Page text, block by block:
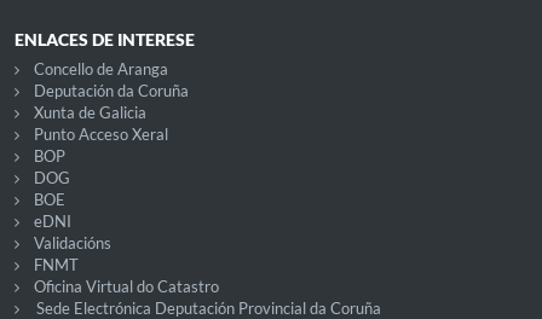
ENLACES DE INTERESE
Concello de Aranga
Deputación da Coruña
Xunta de Galicia
Punto Acceso Xeral
BOP
DOG
BOE
eDNI
Validacións
FNMT
Oficina Virtual do Catastro
Sede Electrónica Deputación Provincial da Coruña